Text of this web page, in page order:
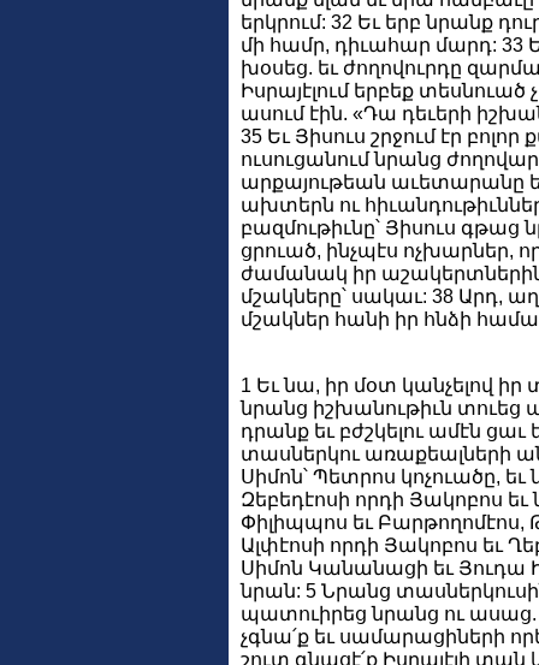
երկրում: 32 Եւ երբ նրանք
մի համր, դիւահար մարդ: 33
խօսեց. եւ ժողովուրդը
Իսրայէլում երբեք տեսնուած
ասում էին. «Դա դեւերի
35 Եւ Յիսուս շրջում էր
ուսուցանում նրանց
արքայութեան աւետարանը եւ
ախտերն ու
բազմութիւնը՝ Յիսուս գթաց
ցրուած, ինչպէս ոչխարներ,
ժամանակ իր
մշակները՝ սակաւ: 38 Արդ,
մշակներ հանի իր հնձի
1 Եւ նա, իր մօտ կանչելով
նրանց իշխանութիւն տուեց
դրանք եւ բժշկելու ամէն ցաւ
տասներկու առաքեալների
Սիմոն՝ Պետրոս կոչուածը, եւ
Զեբեդէոսի որդի Յակոբոս եւ
Փիլիպպոս եւ
Ալփէոսի որդի Յակոբոս եւ
Սիմոն Կանանացի եւ Յուդա
նրան: 5 Նրանց
պատուիրեց նրանց ու ասաց.
չգնա՛ք եւ սամարացիների
շուտ գնացէ՛ք Իսրայէլի